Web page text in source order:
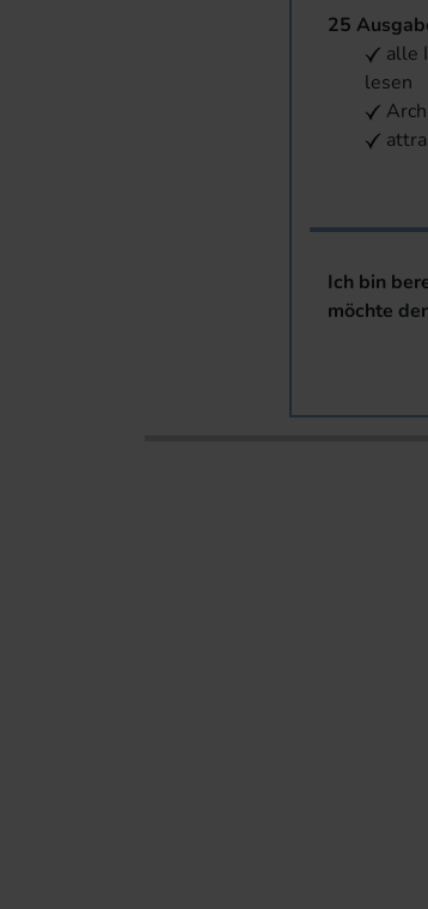
25
alle
lesen
Ich bin
möchte